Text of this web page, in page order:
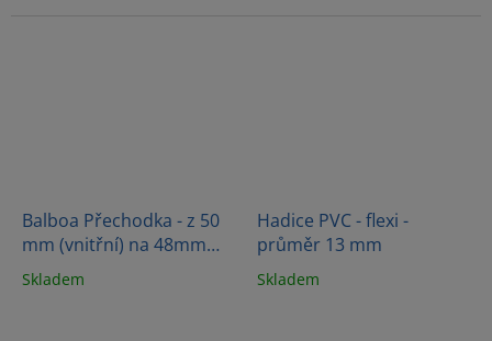
Balboa Přechodka - z 50
mm (vnitřní) na 48mm
(vnější)
Skladem
Hadice PVC - flexi -
průměr 13 mm
Skladem